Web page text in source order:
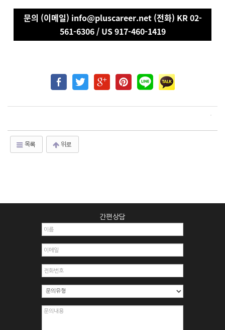
문의 (이메일) info@pluscareer.net (전화) KR 02-
561-6306 / US 917-460-1419
목록 위로
간편상담